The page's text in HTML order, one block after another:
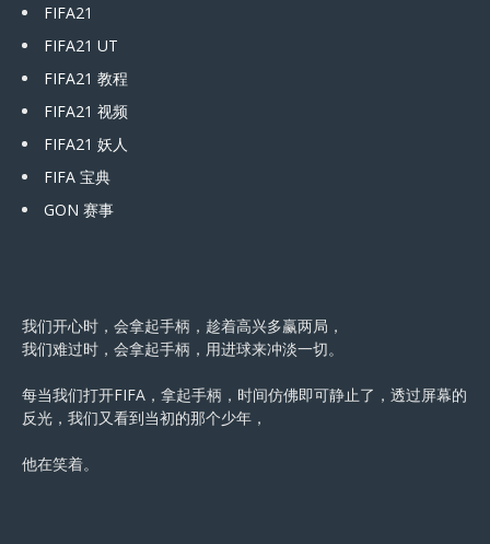
FIFA21
FIFA21 UT
FIFA21 教程
FIFA21 视频
FIFA21 妖人
FIFA 宝典
GON 赛事
我们开心时，会拿起手柄，趁着高兴多赢两局，
我们难过时，会拿起手柄，用进球来冲淡一切。
每当我们打开FIFA，拿起手柄，时间仿佛即可静止了，透过屏幕的
反光，我们又看到当初的那个少年，
他在笑着。